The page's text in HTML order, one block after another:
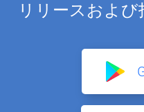
リリースおよ